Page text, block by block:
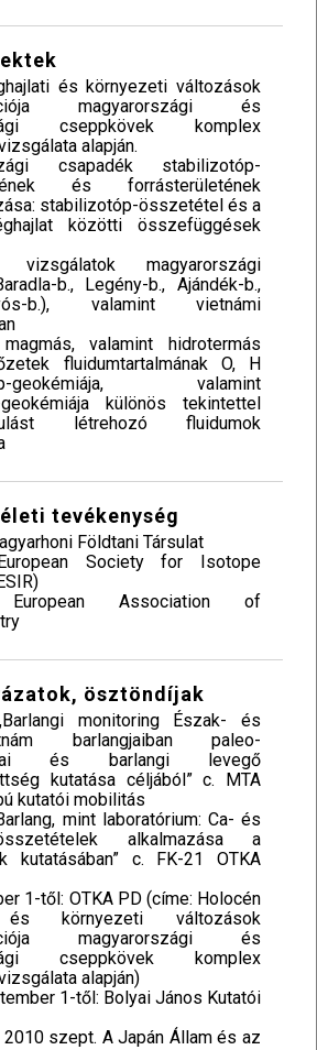
és környezeti változások
magyarországi és
cseppkövek komplex
alapján.
csapadék stabilizotóp-
és forrásterületének
stabilizotóp-összetétel és a
közötti összefüggések
vizsgálatok magyarországi
b., Legény-b., Ajándék-b.,
b.), valamint vietnámi
valamint hidrotermás
fluidumtartalmának O, H
geokémiája, valamint
geokémiája különös tekintettel
létrehozó fluidumok
tevékenység
Földtani Társulat
Society for Isotope
Association of
ösztöndíjak
monitoring Észak- és
barlangjaiban paleo-
és barlangi levegő
kutatása céljából” c. MTA
kutatói mobilitás
mint laboratórium: Ca- és
alkalmazása a
kutatásában” c. FK-21 OTKA
1-től: OTKA PD (címe: Holocén
és környezeti változások
magyarországi és
cseppkövek komplex
alapján)
1-től: Bolyai János Kutatói
2010 szept. A Japán Állam és az